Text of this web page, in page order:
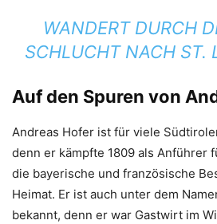
WANDERT DURCH
SCHLUCHT NACH ST.
Auf den Spuren von
Andreas Hofer ist für viele
denn er kämpfte 1809 als Anführer
die bayerische und französische
Heimat. Er ist auch unter dem
bekannt, denn er war Gastwirt im